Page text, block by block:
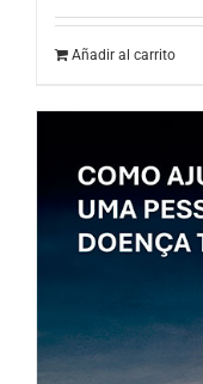
Añadir al carrito